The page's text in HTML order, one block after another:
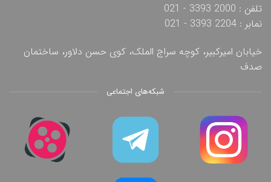
تلفن : 2000 3393 - 021
نمابر : 2204 3393 - 021
خیابان امیرکبیر، کوچه سراج الملک، کوی حسن دلاور، ساختمان
صدف
شبکه‌های اجتماعی